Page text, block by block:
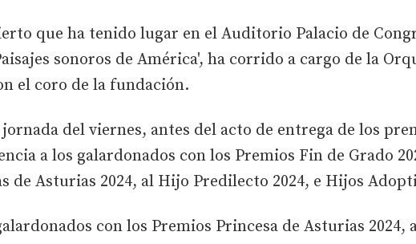
que ha tenido lugar en el Auditorio Palacio de
sonoros de América', ha corrido a cargo de la
el coro de la fundación.
jornada del viernes, antes del acto de entrega de los
a los galardonados con los Premios Fin de Grado
de Asturias 2024, al Hijo Predilecto 2024, e Hijos
con los Premios Princesa de Asturias